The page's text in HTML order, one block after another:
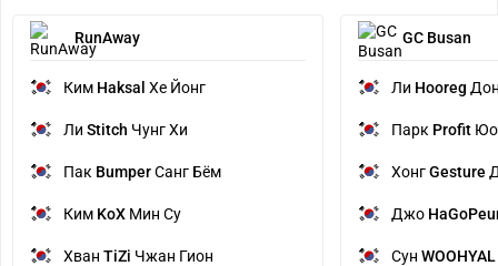
RunAway
Ким Haksal Хе Йонг
Ли Stitch Чунг Хи
Пак BumperСанг Бём
Ким KoX Мин Су
Хван TiZi Чжан Гион
GC Busan
Ли Hooreg
Парк Profit
ХонгGesture
Джо
Сун WOOHYAL